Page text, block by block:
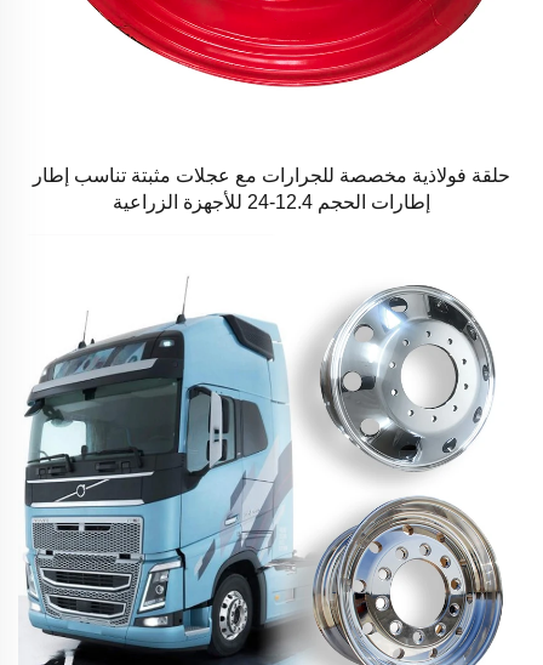
حلقة فولاذية مخصصة للجرارات مع عجلات مثبتة تناسب إطار
إطارات الحجم 12.4-24 للأجهزة الزراعية